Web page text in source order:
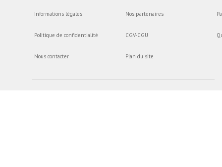
Informations légales
Politique de confidentialité
Nous contacter
Nos partenaires
CGV-CGU
Plan du site